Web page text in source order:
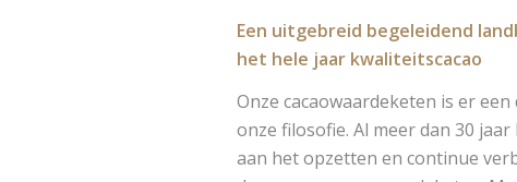
Een uitgebreid begeleidend
het hele jaar kwaliteitscacao
Onze cacaowaardeketen is er
onze filosofie. Al meer dan 30
aan het opzetten en continue